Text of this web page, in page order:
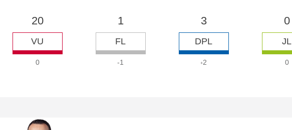
20
VU
0
1
FL
-1
3
DPL
+2
0
JL
0